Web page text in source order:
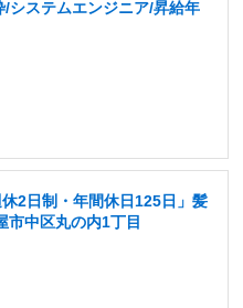
/システムエンジニア/昇給年
2日制・年間休日125日」髪
市中区丸の内1丁目